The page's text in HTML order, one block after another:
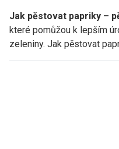
Jak pěstovat papriky –
které pomůžou k lepším
zeleniny. Jak pěstovat